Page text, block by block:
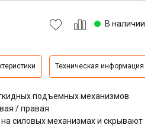
В наличии
Техническая информация
подъемных механизмов
/ правая
силовых механизмах и скрывают